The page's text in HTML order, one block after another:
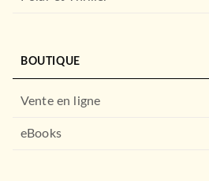
BOUTIQUE
Vente en ligne
eBooks